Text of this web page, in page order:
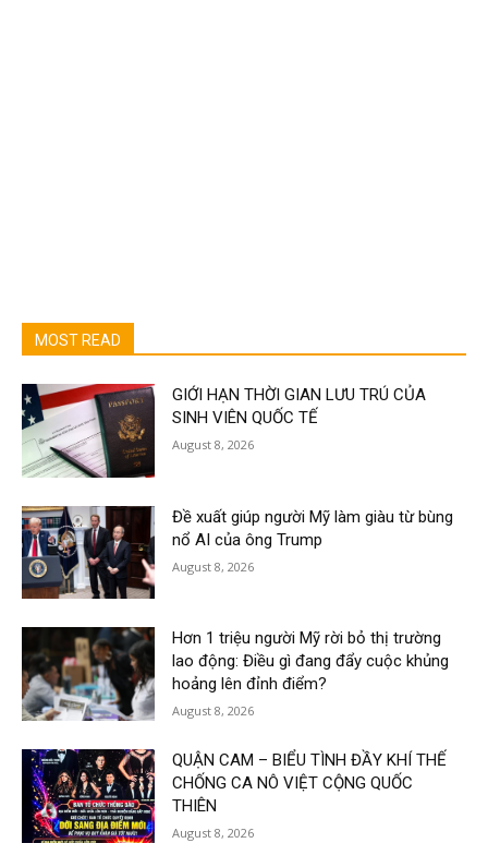
MOST READ
GIỚI HẠN THỜI GIAN LƯU TRÚ CỦA
SINH VIÊN QUỐC TẾ
August 8, 2026
Đề xuất giúp người Mỹ làm giàu từ bùng
nổ AI của ông Trump
August 8, 2026
Hơn 1 triệu người Mỹ rời bỏ thị trường
lao động: Điều gì đang đẩy cuộc khủng
hoảng lên đỉnh điểm?
August 8, 2026
QUẬN CAM – BIỂU TÌNH ĐẦY KHÍ THẾ
CHỐNG CA NÔ VIỆT CỘNG QUỐC
THIÊN
August 8, 2026